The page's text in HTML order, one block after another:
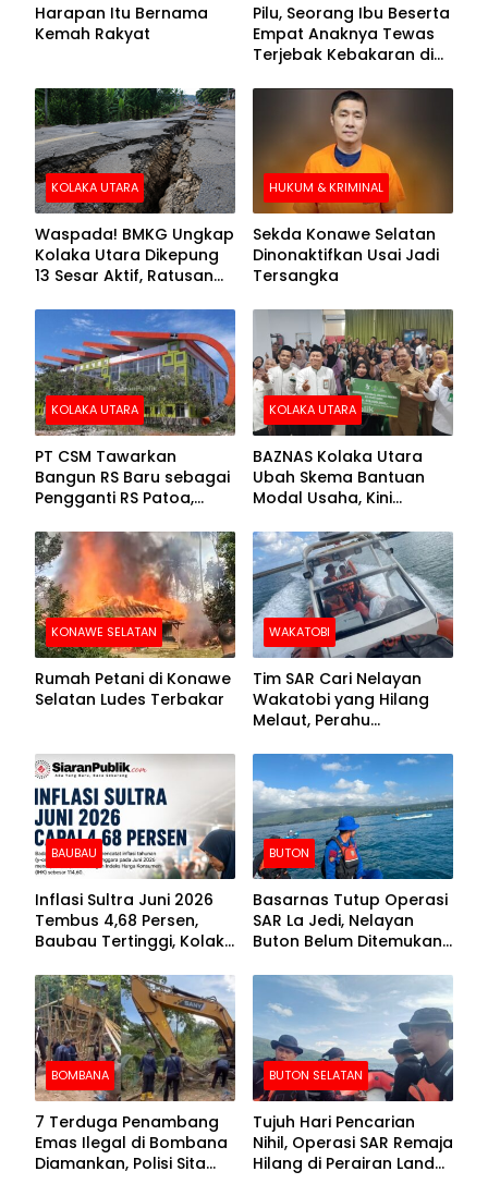
Harapan Itu Bernama
Kemah Rakyat
Pilu, Seorang Ibu Beserta
Empat Anaknya Tewas
Terjebak Kebakaran di
KOLAKA UTARA
Waspada! BMKG Ungkap
Kolaka Utara Dikepung
13 Sesar Aktif, Ratusan
HUKUM & KRIMINAL
Sekda Konawe Selatan
Dinonaktifkan Usai Jadi
Tersangka
KOLAKA UTARA
PT CSM Tawarkan
Bangun RS Baru sebagai
Pengganti RS Patoa,
Kolut
KOLAKA UTARA
BAZNAS Kolaka Utara
Ubah Skema Bantuan
Modal Usaha, Kini
Barang Senilai Rp419,5
Juta
KONAWE SELATAN
Rumah Petani di Konawe
Selatan Ludes Terbakar
WAKATOBI
Tim SAR Cari Nelayan
Wakatobi yang Hilang
Melaut, Perahu
Kemasukan Air
BAUBAU
Inflasi Sultra Juni 2026
Tembus 4,68 Persen,
Baubau Tertinggi, Kolaka
BUTON
Basarnas Tutup Operasi
SAR La Jedi, Nelayan
Buton Belum Ditemukan
BOMBANA
7 Terduga Penambang
Emas Ilegal di Bombana
Diamankan, Polisi Sita
BUTON SELATAN
Tujuh Hari Pencarian
Nihil, Operasi SAR Remaja
Hilang di Perairan Lande